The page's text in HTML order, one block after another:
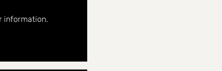
Liljeholmen och Hammarby Sjöstad. SL:s
information.